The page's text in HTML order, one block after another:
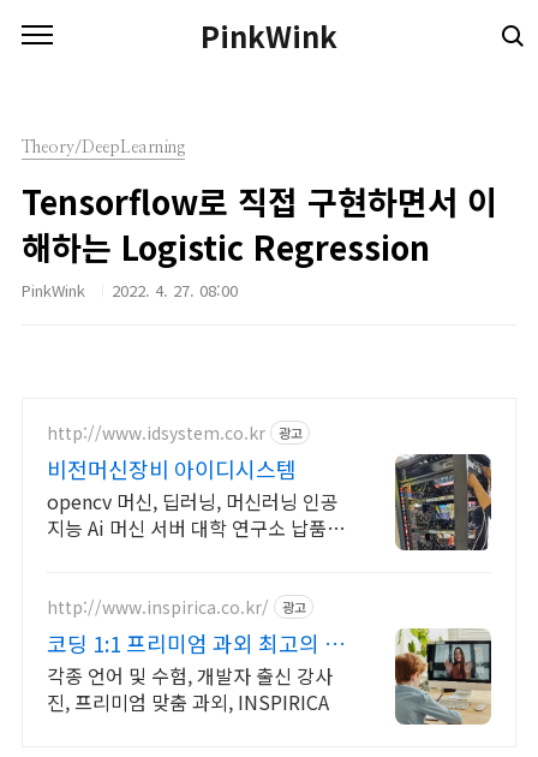
PinkWink
Theory/DeepLearning
Tensorflow로 직접 구현하면서 이
해하는 Logistic Regression
PinkWink 2022. 4. 27. 08:00
http://www.idsystem.co.kr 광고
비전머신장비 아이디시스템
opencv 머신, 딥러닝, 머신러닝 인공
지능 Ai 머신 서버 대학 연구소 납품
http://www.inspirica.co.kr/ 광고
코딩 1:1 프리미엄 과외 최고의 선
생님들과 함께
각종 언어 및 수험, 개발자 출신 강사
진, 프리미엄 맞춤 과외, INSPIRICA